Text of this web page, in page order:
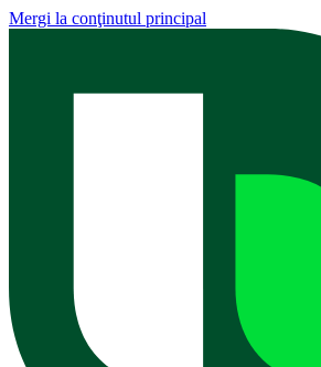
Mergi la conţinutul principal